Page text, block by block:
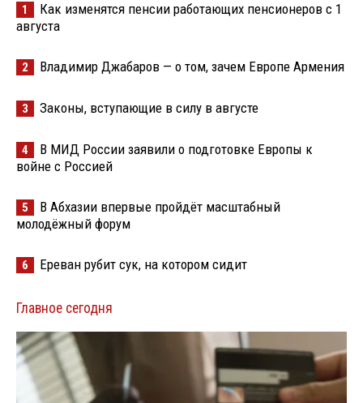
1
Как изменятся пенсии работающих пенсионеров с 1
августа
2 Владимир Джабаров — о том, зачем Европе Армения
3 Законы, вступающие в силу в августе
4
В МИД России заявили о подготовке Европы к
войне с Россией
5
В Абхазии впервые пройдёт масштабный
молодёжный форум
6 Ереван рубит сук, на котором сидит
Главное сегодня